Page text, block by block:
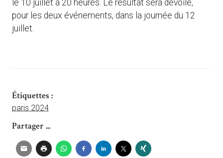
le 10 juillet à 20 heures. Le résultat sera dévoilé,
pour les deux événements, dans la journée du 12
juillet.
Étiquettes :
paris 2024
Partager ...